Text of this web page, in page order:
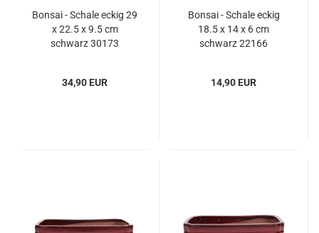
Bonsai - Schale eckig 29
x 22.5 x 9.5 cm
schwarz 30173
34,90 EUR
Bonsai - Schale eckig
18.5 x 14 x 6 cm
schwarz 22166
14,90 EUR